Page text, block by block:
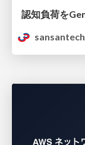
sansantech